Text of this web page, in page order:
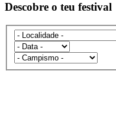
Descobre o teu festival